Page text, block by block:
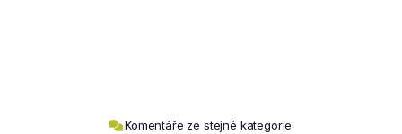
Komentáře ze stejné kategorie